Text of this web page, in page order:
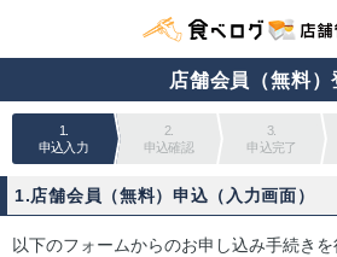
店舗会員（無料）
1.
申込入力
2.
申込確認
3.
申込完了
1.店舗会員（無料）申込（入力画面）
以下のフォームからのお申し込み手続き